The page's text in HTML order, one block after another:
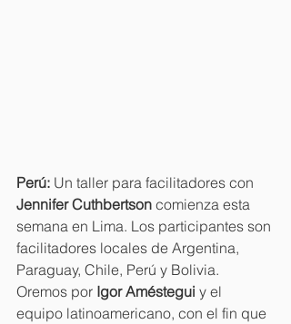
Perú: Un taller para facilitadores con
Jennifer Cuthbertson comienza esta
semana en Lima. Los participantes son
facilitadores locales de Argentina,
Paraguay, Chile, Perú y Bolivia.
Oremos por Igor Améstegui y el
equipo latinoamericano, con el fin que